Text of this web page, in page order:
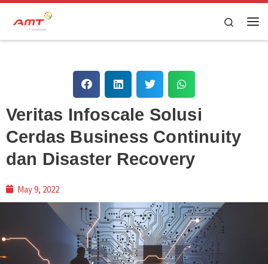
Skip to content Search
Veritas Infoscale Solusi
Cerdas Business Continuity
dan Disaster Recovery
May 9, 2022